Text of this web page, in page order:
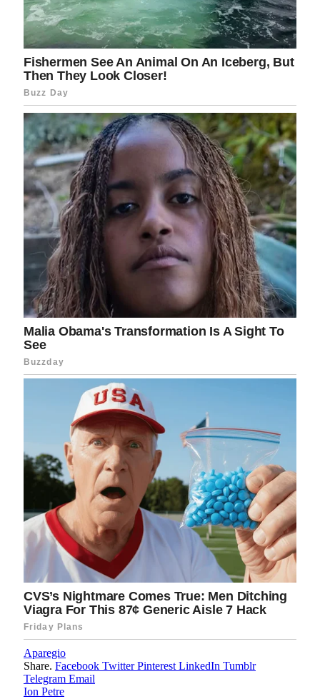
Aparegio
Share. Facebook Twitter Pinterest LinkedIn Tumblr
Telegram Email
Ion Petre